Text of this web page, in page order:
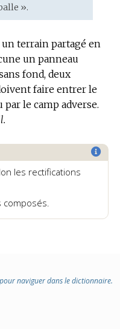
».
terrain partagé en
un panneau
fond, deux
faire entrer le
le camp adverse.
les rectifications
naviguer dans le dictionnaire.